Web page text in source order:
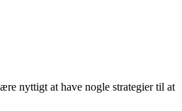
nyttigt at have nogle strategier til at